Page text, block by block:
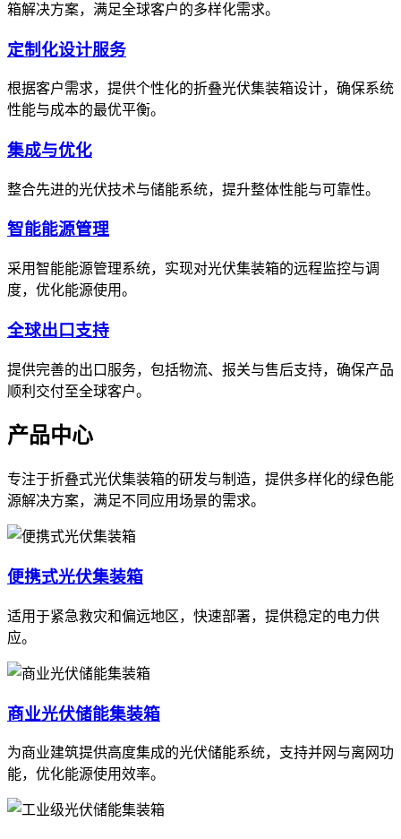
箱解决方案，满足全球客户的多样化需求。
定制化设计服务
根据客户需求，提供个性化的折叠光伏集装箱设计，确保系统
性能与成本的最优平衡。
集成与优化
整合先进的光伏技术与储能系统，提升整体性能与可靠性。
智能能源管理
采用智能能源管理系统，实现对光伏集装箱的远程监控与调
度，优化能源使用。
全球出口支持
提供完善的出口服务，包括物流、报关与售后支持，确保产品
顺利交付至全球客户。
产品中心
专注于折叠式光伏集装箱的研发与制造，提供多样化的绿色能
源解决方案，满足不同应用场景的需求。
便携式光伏集装箱
适用于紧急救灾和偏远地区，快速部署，提供稳定的电力供
应。
商业光伏储能集装箱
为商业建筑提供高度集成的光伏储能系统，支持并网与离网功
能，优化能源使用效率。